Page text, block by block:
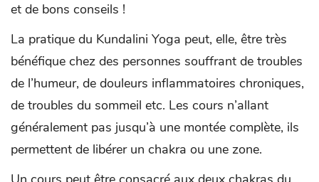
et de bons conseils !
La pratique du Kundalini Yoga peut, elle, être très
bénéfique chez des personnes souffrant de troubles
de l’humeur, de douleurs inflammatoires chroniques,
de troubles du sommeil etc. Les cours n’allant
généralement pas jusqu’à une montée complète, ils
permettent de libérer un chakra ou une zone.